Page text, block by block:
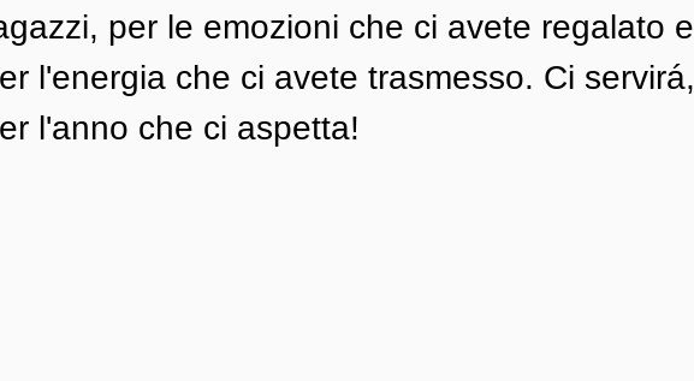
per le emozioni che ci avete regalato e
l'energia che ci avete trasmesso. Ci servirá,
l'anno che ci aspetta!